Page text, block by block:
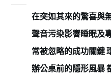
在突如其來的驚喜與
聲音污染影響睡眠及
常被忽略的成功關鍵
辦公桌前的隱形風暴